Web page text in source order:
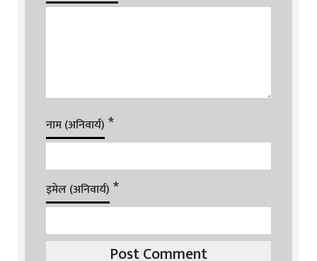
नाम (अनिवार्य) *
इमेल (अनिवार्य) *